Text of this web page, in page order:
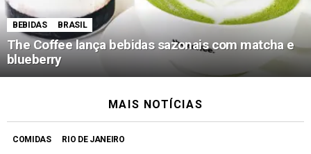
BEBIDAS BRASIL
The Coffee lança bebidas sazonais com matcha e
blueberry
MAIS NOTÍCIAS
COMIDAS RIO DE JANEIRO